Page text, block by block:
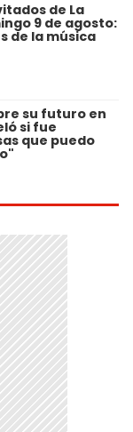
de La
9 de agosto:
de la música
su futuro en
si fue
que puedo